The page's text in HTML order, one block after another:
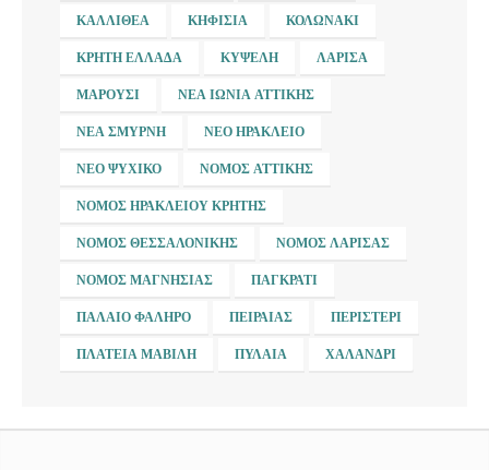
ΚΑΛΛΙΘΈΑ ΚΗΦΙΣΙΆ ΚΟΛΩΝΆΚΙ
ΚΡΉΤΗ ΕΛΛΆΔΑ ΚΥΨΈΛΗ ΛΆΡΙΣΑ
ΜΑΡΟΎΣΙ ΝΈΑ ΙΩΝΊΑ ΑΤΤΙΚΉΣ
ΝΈΑ ΣΜΎΡΝΗ ΝΈΟ ΗΡΆΚΛΕΙΟ
ΝΈΟ ΨΥΧΙΚΌ ΝΟΜΌΣ ΑΤΤΙΚΉΣ
ΝΟΜΌΣ ΗΡΑΚΛΕΊΟΥ ΚΡΉΤΗΣ
ΝΟΜΌΣ ΘΕΣΣΑΛΟΝΊΚΗΣ ΝΟΜΌΣ ΛΆΡΙΣΑΣ
ΝΟΜΌΣ ΜΑΓΝΗΣΊΑΣ ΠΑΓΚΡΆΤΙ
ΠΑΛΑΙΌ ΦΆΛΗΡΟ ΠΕΙΡΑΙΆΣ ΠΕΡΙΣΤΈΡΙ
ΠΛΑΤΕΊΑ ΜΑΒΊΛΗ ΠΥΛΑΊΑ ΧΑΛΆΝΔΡΙ